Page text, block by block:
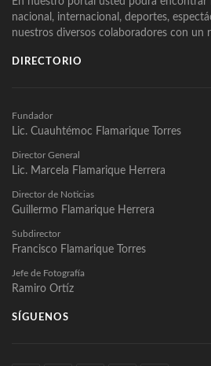
nacional, internacional, deportes,
nuestros diversos colaboradores con un
DIRECTORIO
Fundador
Lic. Cuauhtémoc Flamarique Torres
Director General
Lic. Marcela Flamarique Herrera
Director de Noticias
Guillermo Flamarique Herrera
Subdirector
Francisco Flamarique Torres
Jefe de Fotografía
Ramiro Ortíz
SÍGUENOS